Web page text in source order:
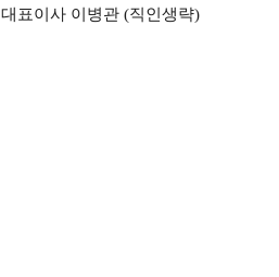
대표이사 이병관 (직인생략)